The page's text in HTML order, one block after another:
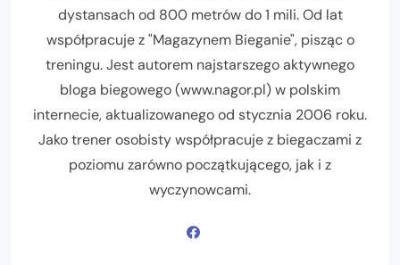
dystansach od 800 metrów do 1 mili. Od lat
współpracuje z "Magazynem Bieganie", pisząc o
treningu. Jest autorem najstarszego aktywnego
bloga biegowego (www.nagor.pl) w polskim
internecie, aktualizowanego od stycznia 2006 roku.
Jako trener osobisty współpracuje z biegaczami z
poziomu zarówno początkującego, jak i z
wyczynowcami.